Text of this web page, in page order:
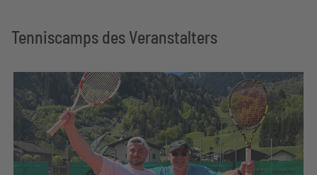
Tenniscamps des Veranstalters